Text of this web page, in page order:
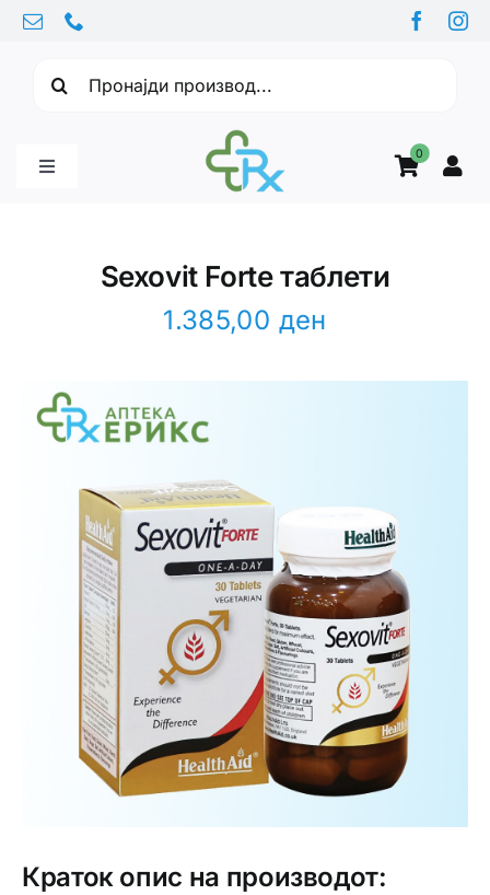
Skip
content
0
Toggle
Интимно здравје
Лична хигиена
Медицински апрати
Нега на кожа
Sexovit Forte таблети
1.385,00 ден
Краток опис на производот: